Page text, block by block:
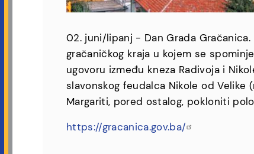
02. juni/lipanj - Dan Grada
gračaničkog kraja u kojem se
ugovoru između kneza Radivoja i
slavonskog feudalca Nikole od Velike
Margariti, pored ostalog, pokloniti
https://gracanica.gov.ba/